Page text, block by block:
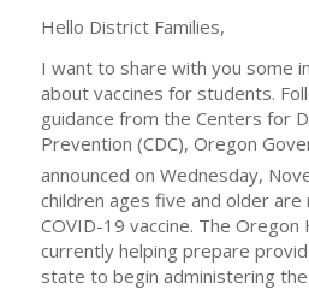
Hello District Families,
I want to share with you some
about vaccines for students.
guidance from the Centers for
Prevention (CDC), Oregon
announced on Wednesday,
children ages five and older
COVID-19 vaccine. The
currently helping prepare
state to begin administering the